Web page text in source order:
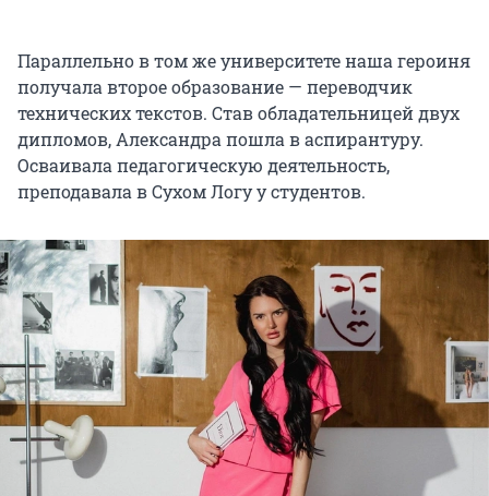
Параллельно в том же университете наша героиня
получала второе образование — переводчик
технических текстов. Став обладательницей двух
дипломов, Александра пошла в аспирантуру.
Осваивала педагогическую деятельность,
преподавала в Сухом Логу у студентов.